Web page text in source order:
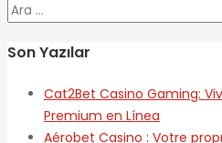
Arama:
Son Yazılar
Cat2Bet Casino Gaming:
Premium en Línea
Aérobet Casino : Votre